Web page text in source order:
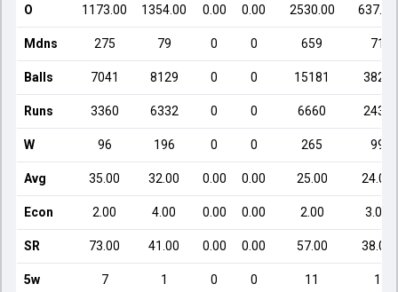
O 1173.00 1354.00 0.00 0.00 2530.00 637.00
Mdns 275 79 0 0 659 71
Balls 7041 8129 0 0 15181 3822
Runs 3360 6332 0 0 6660 2437
W 96 196 0 0 265 99
Avg 35.00 32.00 0.00 0.00 25.00 24.00
Econ 2.00 4.00 0.00 0.00 2.00 3.00
SR 73.00 41.00 0.00 0.00 57.00 38.00
5w 7 1 0 0 11 1